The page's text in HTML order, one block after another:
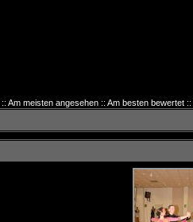
:: Am meisten angesehen :: Am besten bewertet ::